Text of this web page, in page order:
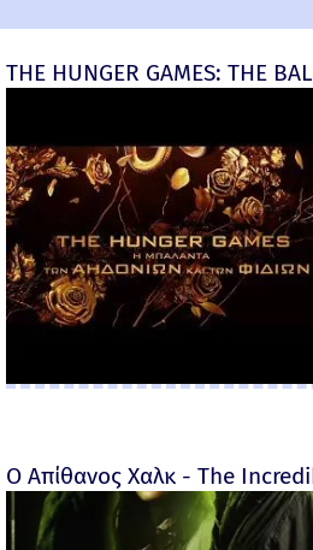
THE HUNGER GAMES: THE
Ο Απίθανος Χαλκ - The